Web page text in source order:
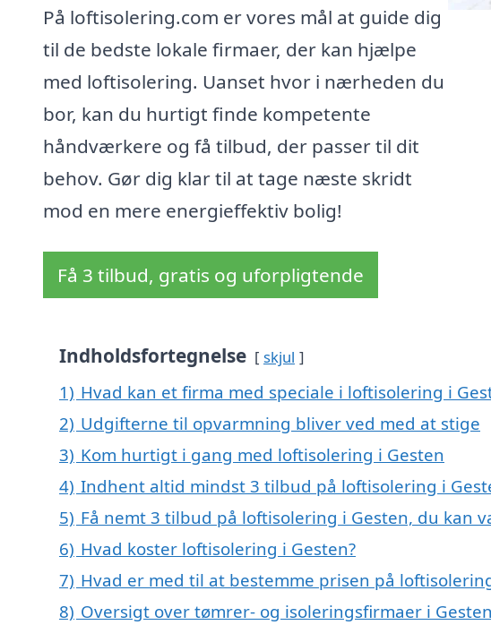
På loftisolering.com er vores mål at guide dig
til de bedste lokale firmaer, der kan hjælpe
med loftisolering. Uanset hvor i nærheden du
bor, kan du hurtigt finde kompetente
håndværkere og få tilbud, der passer til dit
behov. Gør dig klar til at tage næste skridt
mod en mere energieffektiv bolig!
Få 3 tilbud, gratis og uforpligtende
Indholdsfortegnelse skjul
1) Hvad kan et firma med speciale i loftisolering i
2) Udgifterne til opvarmning bliver ved med at stige
3) Kom hurtigt i gang med loftisolering i Gesten
4) Indhent altid mindst 3 tilbud på loftisolering i
5) Få nemt 3 tilbud på loftisolering i Gesten, du kan
6) Hvad koster loftisolering i Gesten?
7) Hvad er med til at bestemme prisen på
8) Oversigt over tømrer- og isoleringsfirmaer i